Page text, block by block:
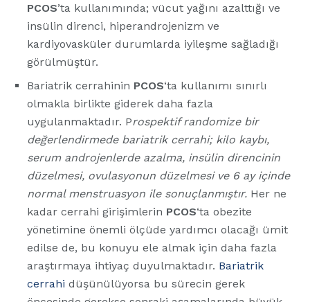
PCOS’ta kullanımında; vücut yağını azalttığı ve
insülin direnci, hiperandrojenizm ve
kardiyovasküler durumlarda iyileşme sağladığı
görülmüştür.
Bariatrik cerrahinin PCOS‘ta kullanımı sınırlı
olmakla birlikte giderek daha fazla
uygulanmaktadır. Prospektif randomize bir
değerlendirmede bariatrik cerrahi; kilo kaybı,
serum androjenlerde azalma, insülin direncinin
düzelmesi, ovulasyonun düzelmesi ve 6 ay içinde
normal menstruasyon ile sonuçlanmıştır. Her ne
kadar cerrahi girişimlerin PCOS‘ta obezite
yönetimine önemli ölçüde yardımcı olacağı ümit
edilse de, bu konuyu ele almak için daha fazla
araştırmaya ihtiyaç duyulmaktadır. Bariatrik
cerrahi düşünülüyorsa bu sürecin gerek